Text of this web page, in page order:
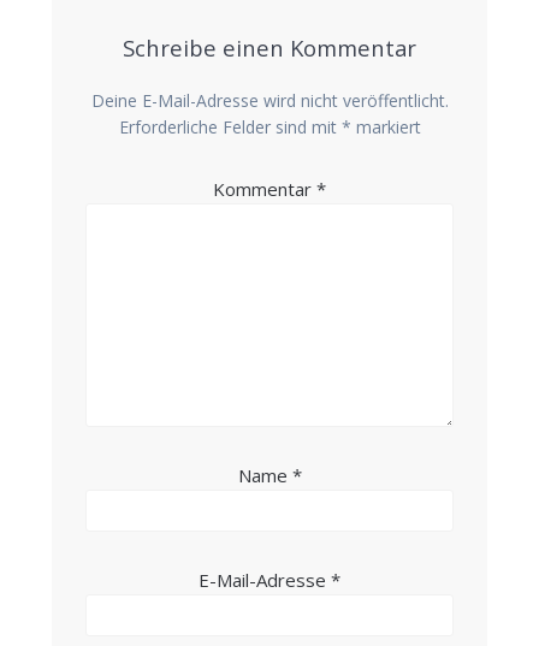
Schreibe einen Kommentar
Deine E-Mail-Adresse wird nicht veröffentlicht.
Erforderliche Felder sind mit * markiert
Kommentar *
Name *
E-Mail-Adresse *